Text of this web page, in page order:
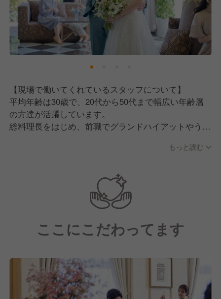
として営業を続けてまいります。
そこで現在は、未来に向けた体制強化を図るため、共
に成長していただける新しいメンバーを募集中です。
【現場で働いてくれているスタッフについて】
平均年齢は30歳で、20代から50代まで幅広い年齢層
の方達が活躍しています。
総料理長をはじめ、前職でグランドハイアットやうか
り、高いスキルと豊富な経験を持つチームです！
また、私たちはスタッフを「家族」と考え、チームワ
ークを何より大切にする温かい職場環境となっていま
他の施設が大変そうな時は「行きましょうか？」と頼
まずとも言い合える、、助け合えるほどに仲が良く、
まさに家族のような職場です。
とに10年以上勤めてくれているスタッフさんもいらっ
しゃいます。
もっと読む
ここにこだわってます